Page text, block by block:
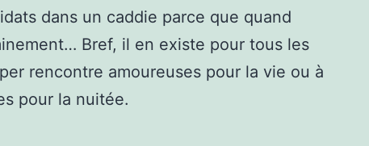
dans un caddie parce que quand
Bref, il en existe pour tous les
rencontre amoureuses pour la vie ou à
pour la nuitée.